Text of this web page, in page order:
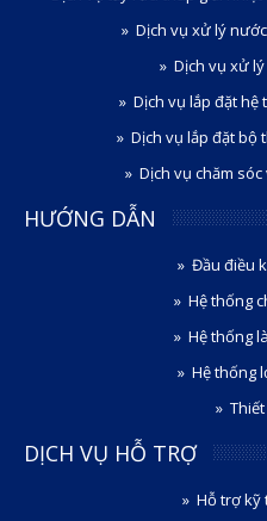
Dịch vụ xử lý
Dịch vụ xử
Dịch vụ lắp đặt hệ
Dịch vụ lắp đặt bộ
Dịch vụ chăm
HƯỚNG DẪN
Đầu điều
Hệ thống
Hệ thống
Hệ thống
DỊCH VỤ HỖ TRỢ
Hỗ trợ kỹ